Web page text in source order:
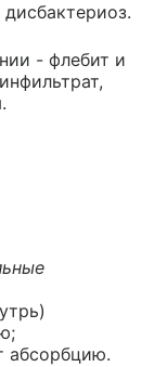
- флебит и
абсорбцию.